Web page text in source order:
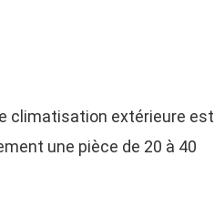
climatisation extérieure est
une pièce de 20 à 40